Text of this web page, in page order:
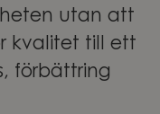
utan att
kvalitet till ett
förbättring